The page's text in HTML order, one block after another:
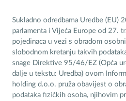
Sukladno odredbama Uredbe (EU)
parlamenta i Vijeća Europe od 27.
pojedinaca u vezi s obradom
slobodnom kretanju takvih
snage Direktive 95/46/EZ (Opća
dalje u tekstu: Uredba) ovom
holding d.o.o. pruža obavijest o
podataka fizičkih osoba, njihovim